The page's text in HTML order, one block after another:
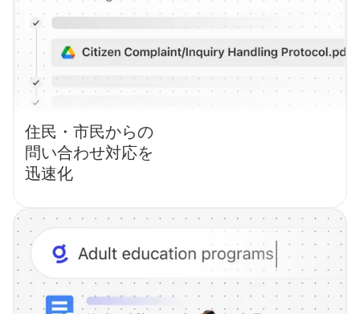
住民・市民からの
問い合わせ対応を
迅速化